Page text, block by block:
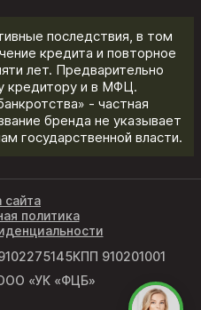
последствия, в том
кредита и повторное
лет. Предварительно
кредитору и в МФЦ.
- частная
бренда не указывает
государственной власти.
КПП 910201001
«УК «ФЦБ»
сайта
политика